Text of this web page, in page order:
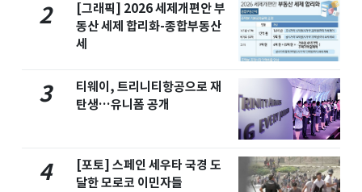
2
[그래픽] 2026 세제개편안 부
동산 세제 합리화-종합부동산
세
3
티웨이, 트리니티항공으로 재
탄생…유니폼 공개
4
[포토] 스페인 세우타 국경 도
달한 모로코 이민자들